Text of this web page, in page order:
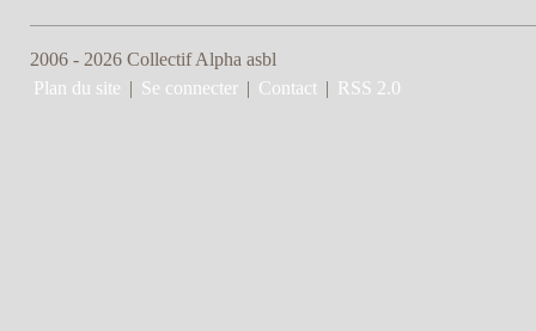
2006 - 2026 Collectif Alpha asbl
Plan du site | Se connecter | Contact | RSS 2.0